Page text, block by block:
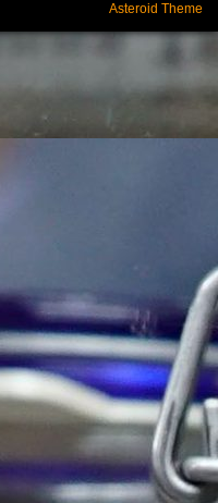
Asteroid Theme